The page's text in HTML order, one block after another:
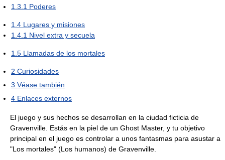
1.3.1 Poderes
1.4 Lugares y misiones
1.4.1 Nivel extra y secuela
1.5 Llamadas de los mortales
2 Curiosidades
3 Véase también
4 Enlaces externos
El juego y sus hechos se desarrollan en la ciudad ficticia de
Gravenville. Estás en la piel de un Ghost Master, y tu objetivo
principal en el juego es controlar a unos fantasmas para asustar a
"Los mortales" (Los humanos) de Gravenville.